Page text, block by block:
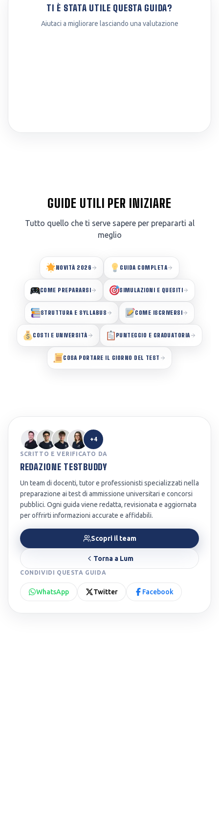
TI È STATA UTILE QUESTA GUIDA?
Aiutaci a migliorare lasciando una valutazione
GUIDE UTILI PER INIZIARE
Tutto quello che ti serve sapere per prepararti al
meglio
NOVITÀ 2026 GUIDA COMPLETA
COME PREPARARSI SIMULAZIONI E QUESITI
STRUTTURA E SYLLABUS COME ISCRIVERSI
COSTI E UNIVERSITÀ PUNTEGGIO E GRADUATORIA
COSA PORTARE IL GIORNO DEL TEST
+4
SCRITTO E VERIFICATO DA
REDAZIONE TESTBUDDY
Un team di docenti, tutor e professionisti specializzati nella
preparazione ai test di ammissione universitari e concorsi
pubblici. Ogni guida viene redatta, revisionata e aggiornata
per offrirti informazioni accurate e affidabili.
Scopri il team
Torna a Lum
CONDIVIDI QUESTA GUIDA
WhatsApp Twitter Facebook